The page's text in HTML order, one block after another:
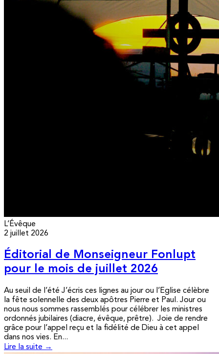
L’Évêque
2 juillet 2026
Éditorial de Monseigneur Fonlupt
pour le mois de juillet 2026
Au seuil de l’été J’écris ces lignes au jour ou l’Eglise célèbre
la fête solennelle des deux apôtres Pierre et Paul. Jour ou
nous nous sommes rassemblés pour célébrer les ministres
ordonnés jubilaires (diacre, évêque, prêtre). Joie de rendre
grâce pour l’appel reçu et la fidélité de Dieu à cet appel
dans nos vies. En...
Lire la suite →